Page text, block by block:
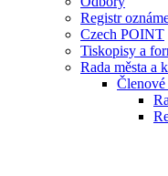
Registr
Czech POINT
Tiskopisy a
Rada města a
Členové